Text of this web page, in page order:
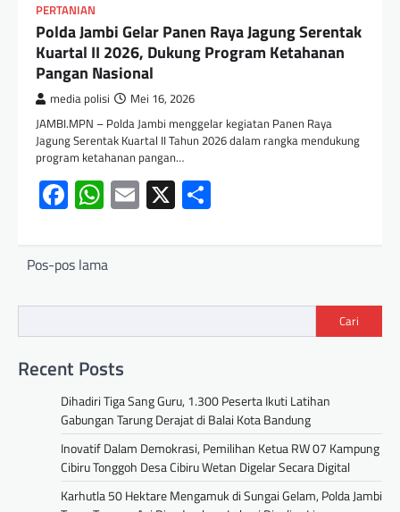
PERTANIAN
Polda Jambi Gelar Panen Raya Jagung Serentak
Kuartal II 2026, Dukung Program Ketahanan
Pangan Nasional
media polisi Mei 16, 2026
JAMBI.MPN – Polda Jambi menggelar kegiatan Panen Raya
Jagung Serentak Kuartal II Tahun 2026 dalam rangka mendukung
program ketahanan pangan…
Facebook
WhatsApp
Email
X
Pos-pos lama
Cari
Recent Posts
Dihadiri Tiga Sang Guru, 1.300 Peserta Ikuti Latihan
Gabungan Tarung Derajat di Balai Kota Bandung
Inovatif Dalam Demokrasi, Pemilihan Ketua RW 07 Kampung
Cibiru Tonggoh Desa Cibiru Wetan Digelar Secara Digital
Karhutla 50 Hektare Mengamuk di Sungai Gelam, Polda Jambi